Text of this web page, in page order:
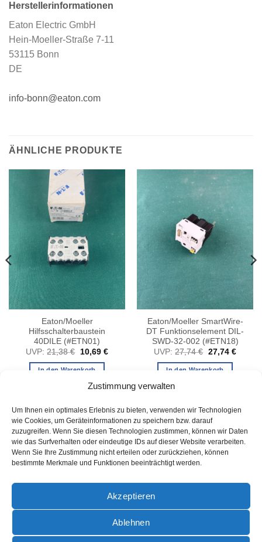
Zustimmung verwalten
Um Ihnen ein optimales Erlebnis zu bieten, verwenden wir Technologien
wie Cookies, um Geräteinformationen zu speichern bzw. darauf
zuzugreifen. Wenn Sie diesen Technologien zustimmen, können wir Daten
wie das Surfverhalten oder eindeutige IDs auf dieser Website verarbeiten.
Wenn Sie Ihre Zustimmung nicht erteilen oder zurückziehen, können
bestimmte Merkmale und Funktionen beeinträchtigt werden.
Akzeptieren
Ablehnen
Herstellerinformationen
Eaton Electric GmbH
Hein-Moeller-Straße 7-11
53115 Bonn
DE
info-bonn@eaton.com
ÄHNLICHE PRODUKTE
Eaton/Moeller
Hilfsschalterbaustein
40DILE (#ETN01)
UVP: 21,38€
Ursprünglicher
war:
10,69 €Aktueller
In den Warenkorb
Eaton/Moeller SmartWire-
DT Funktionselement DIL-
SWD-32-002 (#ETN18)
UVP: 27,74€ Ursprünglicher
war:
27,74 €
In den Warenkorb
PayPal Rechung